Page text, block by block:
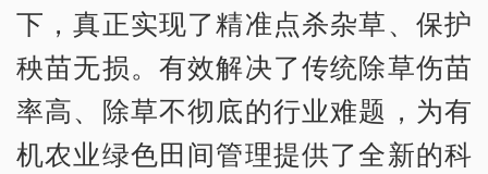
下，真正实现了精准点杀杂草、保护
秧苗无损。有效解决了传统除草伤苗
率高、除草不彻底的行业难题，为有
机农业绿色田间管理提供了全新的科